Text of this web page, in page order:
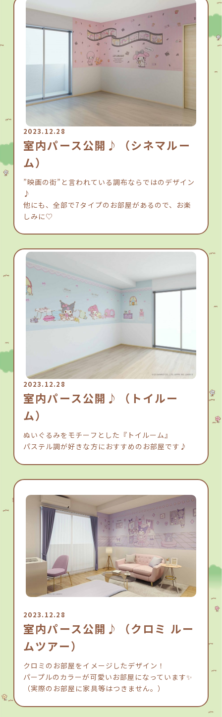
2023.12.28
室内パース公開♪（シネマルー
ム）
”映画の街”と言われている調布ならではのデザイン
♪
他にも、全部で7タイプのお部屋があるので、お楽
しみに♡
2023.12.28
室内パース公開♪（トイルー
ム）
ぬいぐるみをモチーフとした『トイルーム』
パステル調が好きな方におすすめのお部屋です♪
2023.12.28
室内パース公開♪（クロミ ルー
ムツアー）
クロミのお部屋をイメージしたデザイン！
パープルのカラーが可愛いお部屋になっています✨
（実際のお部屋に家具等はつきません。）